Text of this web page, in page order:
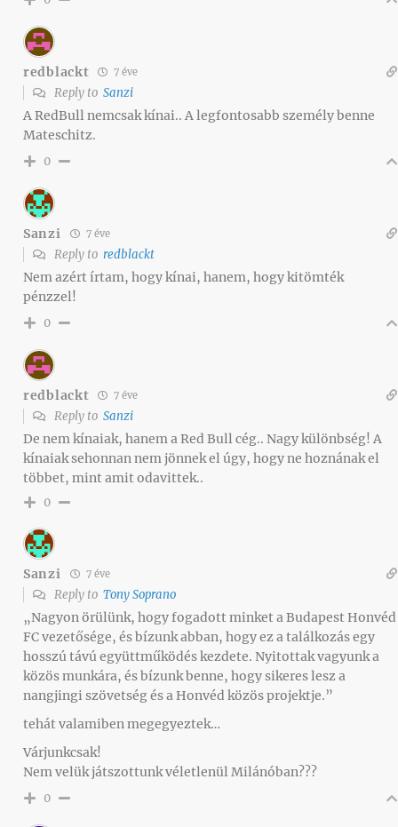
redblackt 7 éve
Reply to Sanzi
A RedBull nemcsak kínai.. A legfontosabb személy benne
Mateschitz.
0
Sanzi 7 éve
Reply to redblackt
Nem azért írtam, hogy kínai, hanem, hogy kitömték
pénzzel!
0
redblackt 7 éve
Reply to Sanzi
De nem kínaiak, hanem a Red Bull cég.. Nagy különbség! A
kínaiak sehonnan nem jönnek el úgy, hogy ne hoznának el
többet, mint amit odavittek..
0
Sanzi 7 éve
Reply to Tony Soprano
„Nagyon örülünk, hogy fogadott minket a Budapest Honvéd
FC vezetősége, és bízunk abban, hogy ez a találkozás egy
hosszú távú együttműködés kezdete. Nyitottak vagyunk a
közös munkára, és bízunk benne, hogy sikeres lesz a
nangjingi szövetség és a Honvéd közös projektje.”
tehát valamiben megegyeztek…
Várjunkcsak!
Nem velük játszottunk véletlenül Milánóban???
0